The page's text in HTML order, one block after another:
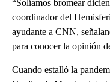
“Solíamos bromear
coordinador del
ayudante a CNN,
para conocer la opinión
Cuando estalló la